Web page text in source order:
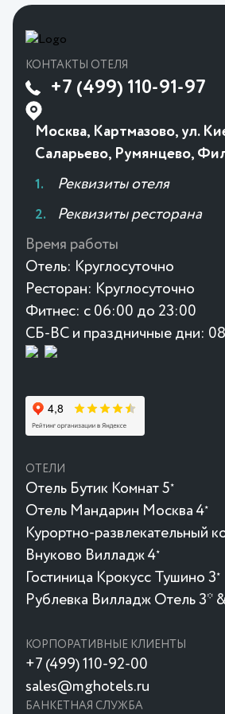
КОНТАКТЫ ОТЕЛЯ
+7 (499) 110-91-97
Москва, Картмазово, ул.
Саларьево, Румянцево,
Реквизиты отеля
Реквизиты ресторана
Время работы
Отель: Круглосуточно
Ресторан: Круглосуточно
Фитнес: с 06:00 до 23:00
СБ-ВС и праздничные дни:
ОТЕЛИ
Отель Бутик Комнат 5★
Отель Мандарин Москва 4★
Курортно-развлекательный
Внуково Вилладж 4★
Гостиница Крокусc Тушино 3★
Рублевка Вилладж Отель 3*
КОРПОРАТИВНЫЕ КЛИЕНТЫ
+7 (499) 110-92-00
sales@mghotels.ru
БАНКЕТНАЯ СЛУЖБА